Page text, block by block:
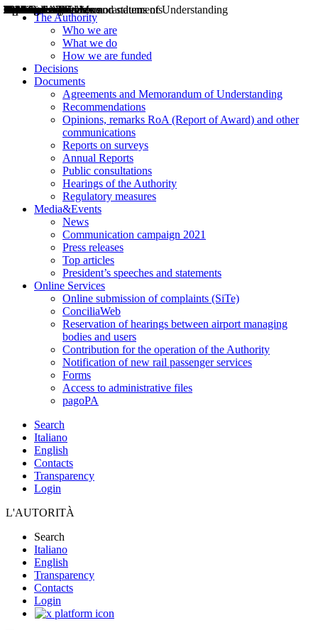
The Authority
Who we are
What we do
How we are funded
Decisions
Documents
Agreements and Memorandum of Understanding
Recommendations
Opinions, remarks RoA (Report of Award) and other
communications
Reports on surveys
Annual Reports
Public consultations
Hearings of the Authority
Regulatory measures
Media&Events
News
Communication campaign 2021
Press releases
Top articles
President’s speeches and statements
Online Services
Online submission of complaints (SiTe)
ConciliaWeb
Reservation of hearings between airport managing
bodies and users
Contribution for the operation of the Authority
Notification of new rail passenger services
Forms
Access to administrative files
pagoPA
Search
Italiano
English
Contacts
Transparency
Login
L'AUTORITÀ
Search
Italiano
English
Transparency
Contacts
Login
Decisions
Opinions
Public consultations
Hearings
Recommendations
Agreements and Memorandums of Understanding
Relazioni annuali
Misure di regolazione
News
Press Releases
Bollettini ART
Convegni ART
President’s interviews
Top articles
President’s speeches and statements
2004
2005
2010
2013
2014
2015
2016
2017
2018
2019
202
2020
2021
2022
2023
2024
2025
2026
Aereo
Marittimo
Terrestre